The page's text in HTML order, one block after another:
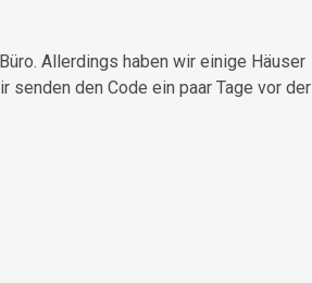
Allerdings haben wir einige Häuser
den Code ein paar Tage vor der